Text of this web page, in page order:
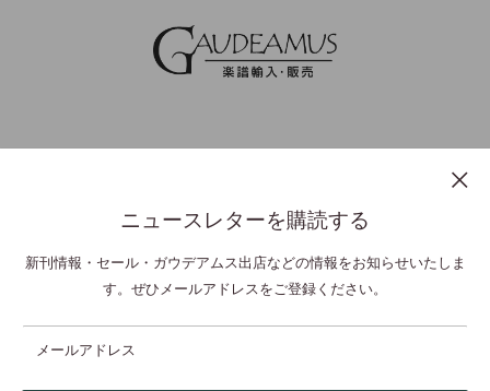
ニュースレターを購読する
新刊情報・セール・ガウデアムス出店などの情報をお知らせいたしま
す。ぜひメールアドレスをご登録ください。
メールアドレス
プライバシーポリシー 特定商取引法表示 利用規約
お問い合わせ
© GAUDEAMUS Co Ltd,. All Rights Reserved.